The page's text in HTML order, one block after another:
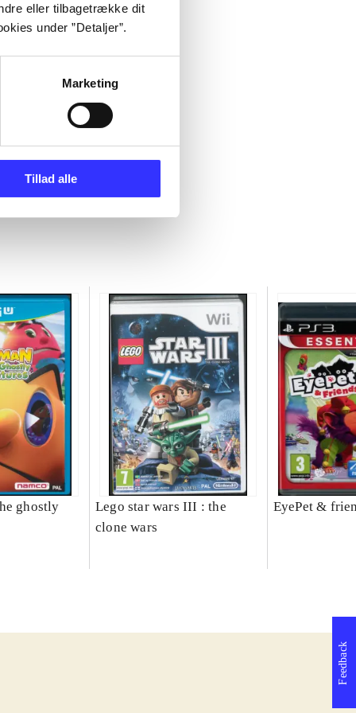
eller tilbagetrække dit
under ”Detaljer”.
Marketing
Tillad alle
ghostly
Lego star wars III : the
clone wars
EyePet &
Feedback